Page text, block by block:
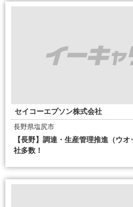
セイコーエプソン株式会社
長野県塩尻市
【長野】調達・生産管理推進（ウ
社多数！